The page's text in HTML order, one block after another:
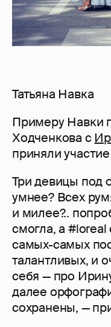
Татьяна Навка
Примеру Навки
Ходченкова с
приняли
Три девицы под
умнее? Всех
и милее?..
смогла, а #loreal
самых-самых
талантливых, и
себя — про
далее
сохранены, —